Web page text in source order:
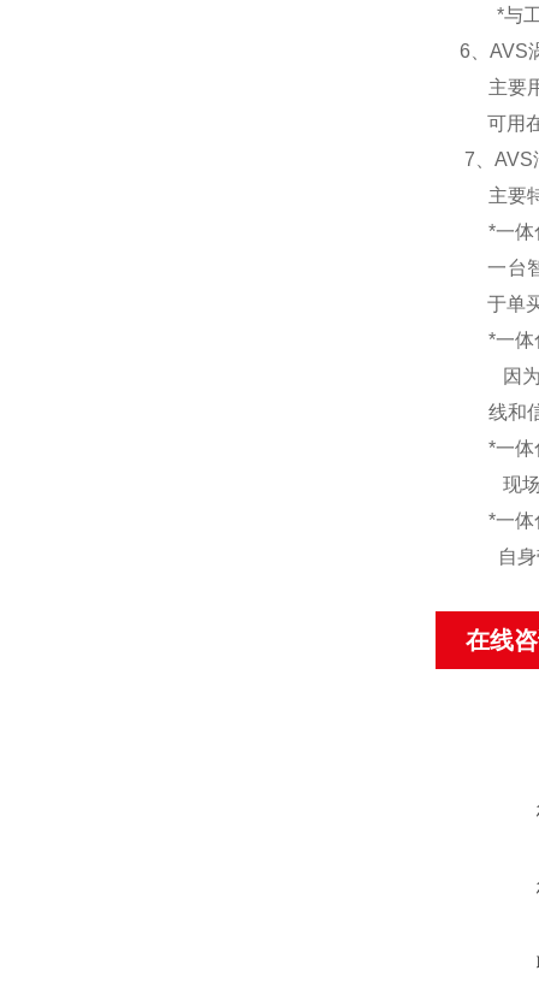
*与
6、 AVS
主要
可用
7、 AVS
主要
*一体
一台
于单
*一体
因
线和
*一体
现
*一体
自
在线